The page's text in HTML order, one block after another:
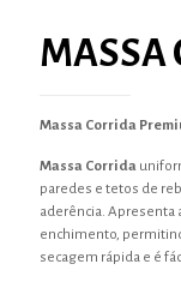
MASSA
Massa Corrida
Massa Corrida
paredes e tetos de
aderência.
enchimento,
secagem rápida e é